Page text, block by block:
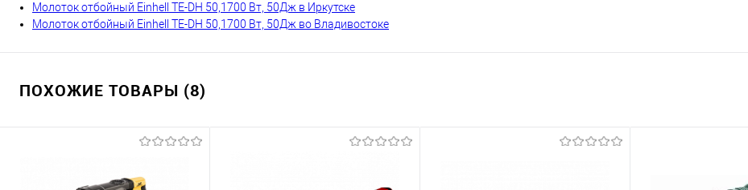
Молоток отбойный Einhell TE-DH 50,1700 Вт, 50Дж в Иркутске
Молоток отбойный Einhell TE-DH 50,1700 Вт, 50Дж во Владивостоке
ПОХОЖИЕ ТОВАРЫ (8)